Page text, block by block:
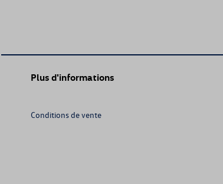
Plus d'informations
Conditions de vente